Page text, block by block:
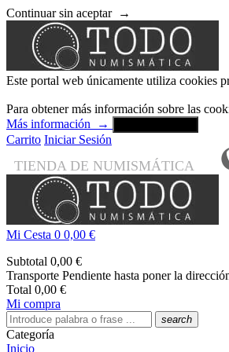
Continuar sin aceptar →
Este portal web únicamente utiliza cookies
Para obtener más información sobre las
Más información
→
Carrito Iniciar Sesión
TIENDA DE NUMISMÁTICA
Mi Cesta 0 0,00 €
Subtotal 0,00 €
Transporte Pendiente hasta poner la
Total 0,00 €
Mi compra
search
Categoría
Inicio